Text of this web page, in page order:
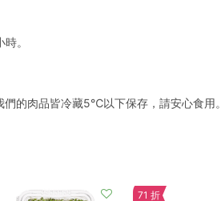
。
的肉品皆冷藏5℃以下保存，請安心食用。
71 折